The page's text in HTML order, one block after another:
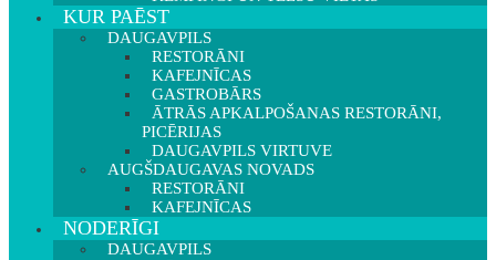
KUR PAĒST
DAUGAVPILS
RESTORĀNI
KAFEJNĪCAS
GASTROBĀRS
ĀTRĀS APKALPOŠANAS RESTORĀNI,
PICĒRIJAS
DAUGAVPILS VIRTUVE
AUGŠDAUGAVAS NOVADS
RESTORĀNI
KAFEJNĪCAS
NODERĪGI
DAUGAVPILS